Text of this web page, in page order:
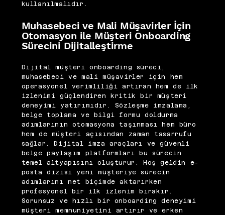
kullanılmalıdır.
Muhasebeci ve Mali Müşavirler İçin
Otomasyon ile Müşteri Onboarding
Sürecini Dijitalleştirme
Dijital müşteri onboarding süreci,
muhasebeci ve mali müşavirler için hem
operasyonel verimliliği artıran hem de ilk
izlenimi güçlendiren kritik bir müşteri
deneyimi yatırımıdır. Sözleşme imzalama,
belge toplama ve bilgi formu doldurma
adımlarının otomasyona taşınması hem büro
hem de müşteri açısından zaman tasarrufu
sağlar. Dijital imza araçları ve güvenli
belge paylaşım platformları bu sürecin
temel altyapısını oluşturur. Hoş geldin e-
posta dizisi yeni müşteriye sürecin
adımlarını net biçimde aktarırken
profesyonel bir ilk izlenim bırakır.
Sorunsuz ve hızlı bir onboarding deneyimi
müşteri memnuniyetini artırır ve erken